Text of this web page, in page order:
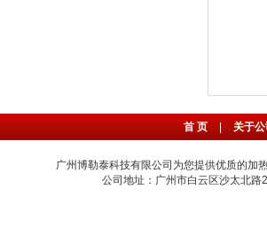
首 页 关于公
广州博勒泰科技有限公司为您提供优质的加
公司地址：广州市白云区沙太北